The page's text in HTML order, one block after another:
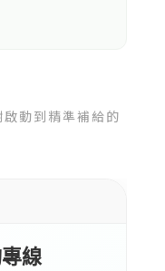
動到精準補給的
線